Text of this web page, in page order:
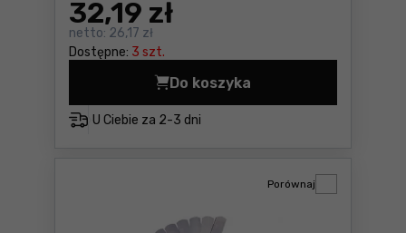
32,19 zł
netto: 26,17 zł
Dostępne: 3 szt.
U Ciebie za 2-3 dni
Do koszyka
Szczelinomierz 100/0.02-
Porównaj